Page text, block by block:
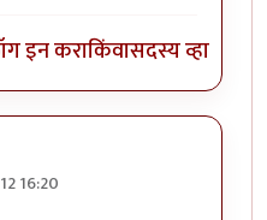
इन कराकिंवासदस्य व्हा
16:20